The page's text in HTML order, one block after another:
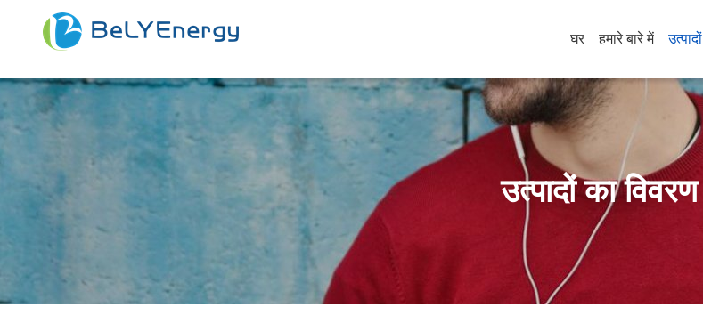
घर हमारे बारे में उत्पादों
उत्पादों का विवरण